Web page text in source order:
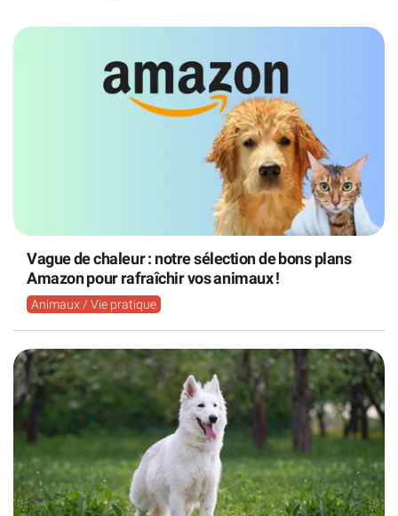
Vague de chaleur : notre sélection de bons plans
Amazon pour rafraîchir vos animaux !
Animaux / Vie pratique